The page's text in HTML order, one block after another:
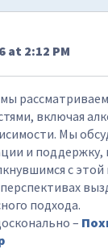
at 2:12 PM
включая
Мы
и поддержку,
с
подхода.
–